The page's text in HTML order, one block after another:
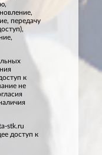
передачу
к
не
stk.ru
доступ к